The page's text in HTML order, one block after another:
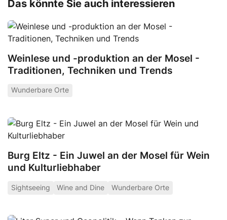
Das könnte Sie auch interessieren
Weinlese und -produktion an der Mosel -
Traditionen, Techniken und Trends
Wunderbare Orte
Burg Eltz - Ein Juwel an der Mosel für Wein
und Kulturliebhaber
Sightseeing Wine and Dine Wunderbare Orte